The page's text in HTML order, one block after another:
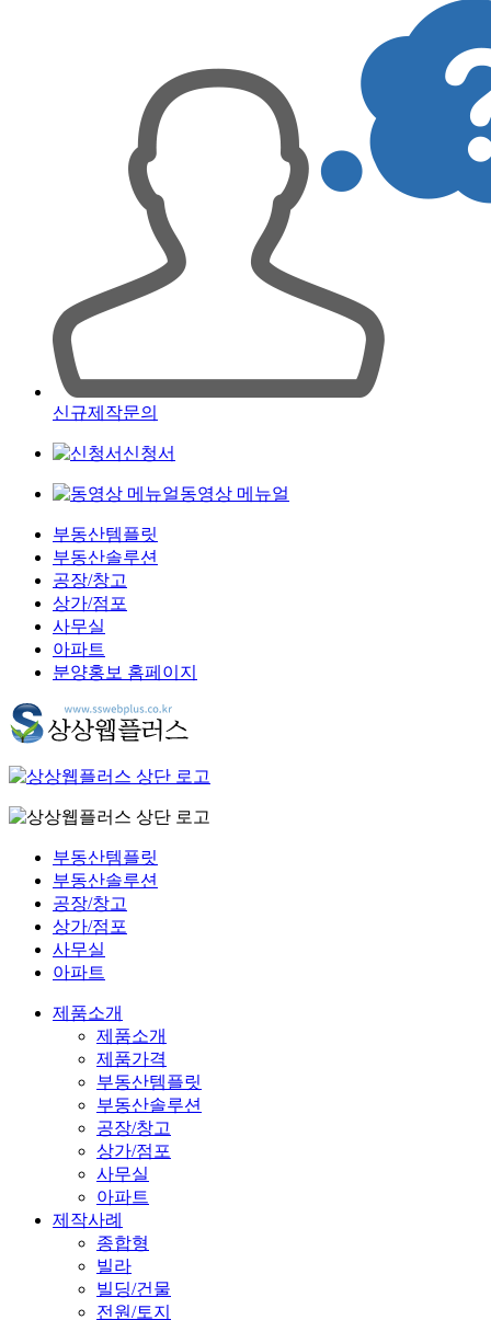
신규제작문의
신청서
동영상 메뉴얼
부동산템플릿
부동산솔루션
공장/창고
상가/점포
사무실
아파트
분양홍보 홈페이지
부동산템플릿
부동산솔루션
공장/창고
상가/점포
사무실
아파트
제품소개
제품소개
제품가격
부동산템플릿
부동산솔루션
공장/창고
상가/점포
사무실
아파트
제작사례
종합형
빌라
빌딩/건물
전원/토지